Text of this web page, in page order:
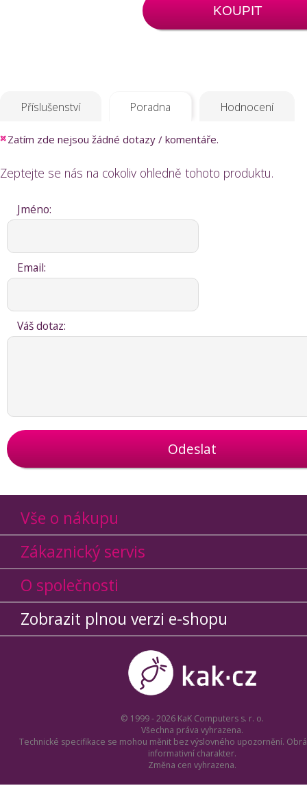
KOUPIT
Příslušenství Poradna Hodnocení
Zatím zde nejsou žádné dotazy / komentáře.
Zeptejte se nás na cokoliv ohledně tohoto produktu.
Jméno:
Email:
Váš dotaz:
Odeslat
Vše o nákupu
Zákaznický servis
O společnosti
Zobrazit plnou verzi e-shopu
© 1999 - 2026 KaK Computers s. r. o.
Všechna práva vyhrazena.
Technické specifikace se mohou měnit bez výslovného upozornění.
informativní charakter.
Změna cen vyhrazena.